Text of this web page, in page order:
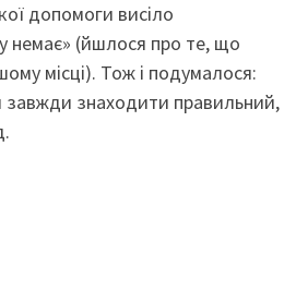
допомоги висіло
немає» (йшлося про те, що
місці). Тож і подумалося:
знаходити правильний,